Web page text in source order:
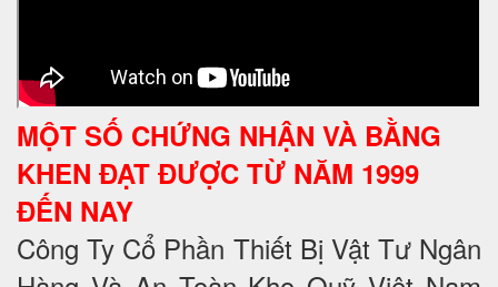
MỘT SỐ CHỨNG NHẬN VÀ BẰNG
KHEN ĐẠT ĐƯỢC TỪ NĂM 1999
ĐẾN NAY
Công Ty Cổ Phần Thiết Bị Vật Tư Ngân